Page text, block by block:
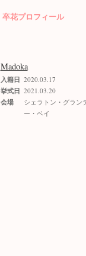
卒花プロフィール
Madoka
入籍日 2020.03.17
挙式日 2021.03.20
会場
シェラトン・グラン
ー・ベイ